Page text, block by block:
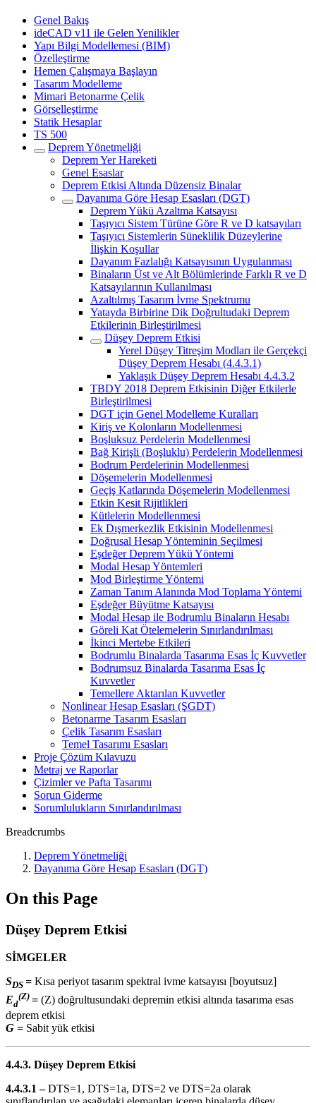
Genel Bakış
ideCAD v11 ile Gelen Yenilikler
Yapı Bilgi Modellemesi (BIM)
Özelleştirme
Hemen Çalışmaya Başlayın
Tasarım Modelleme
Mimari Betonarme Çelik
Görselleştirme
Statik Hesaplar
TS 500
Deprem Yönetmeliği
Deprem Yer Hareketi
Genel Esaslar
Deprem Etkisi Altında Düzensiz Binalar
Dayanıma Göre Hesap Esasları (DGT)
Deprem Yükü Azaltma Katsayısı
Taşıyıcı Sistem Türüne Göre R ve D katsayıları
Taşıyıcı Sistemlerin Süneklilik Düzeylerine
İlişkin Koşullar
Dayanım Fazlalığı Katsayısının Uygulanması
Binaların Üst ve Alt Bölümlerinde Farklı R ve D
Katsayılarının Kullanılması
Azaltılmış Tasarım İvme Spektrumu
Yatayda Birbirine Dik Doğrultudaki Deprem
Etkilerinin Birleştirilmesi
Düşey Deprem Etkisi
Yerel Düşey Titreşim Modları ile Gerçekçi
Düşey Deprem Hesabı (4.4.3.1)
Yaklaşık Düşey Deprem Hesabı 4.4.3.2
TBDY 2018 Deprem Etkisinin Diğer Etkilerle
Birleştirilmesi
DGT için Genel Modelleme Kuralları
Kiriş ve Kolonların Modellenmesi
Boşluksuz Perdelerin Modellenmesi
Bağ Kirişli (Boşluklu) Perdelerin Modellenmesi
Bodrum Perdelerinin Modellenmesi
Döşemelerin Modellenmesi
Geçiş Katlarında Döşemelerin Modellenmesi
Etkin Kesit Rijitlikleri
Kütlelerin Modellenmesi
Ek Dışmerkezlik Etkisinin Modellenmesi
Doğrusal Hesap Yönteminin Seçilmesi
Eşdeğer Deprem Yükü Yöntemi
Modal Hesap Yöntemleri
Mod Birleştirme Yöntemi
Zaman Tanım Alanında Mod Toplama Yöntemi
Eşdeğer Büyütme Katsayısı
Modal Hesap ile Bodrumlu Binaların Hesabı
Göreli Kat Ötelemelerin Sınırlandırılması
İkinci Mertebe Etkileri
Bodrumlu Binalarda Tasarıma Esas İç Kuvvetler
Bodrumsuz Binalarda Tasarıma Esas İç
Kuvvetler
Temellere Aktarılan Kuvvetler
Nonlinear Hesap Esasları (ŞGDT)
Betonarme Tasarım Esasları
Çelik Tasarım Esasları
Temel Tasarımı Esasları
Proje Çözüm Kılavuzu
Metraj ve Raporlar
Çizimler ve Pafta Tasarımı
Sorun Giderme
Sorumlulukların Sınırlandırılması
Breadcrumbs
Deprem Yönetmeliği
Dayanıma Göre Hesap Esasları (DGT)
On this Page
Düşey Deprem Etkisi
SİMGELER
SDS = Kısa periyot tasarım spektral ivme katsayısı [boyutsuz]
Ed
(Z) = (Z) doğrultusundaki depremin etkisi altında tasarıma esas
deprem etkisi
G = Sabit yük etkisi
4.4.3. Düşey Deprem Etkisi
4.4.3.1 –DTS=1, DTS=1a, DTS=2 ve DTS=2a olarak